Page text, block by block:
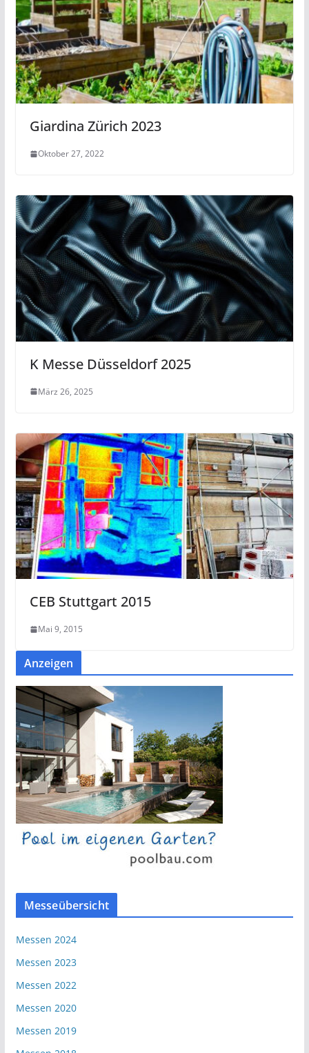
Giardina Zürich 2023
Oktober 27, 2022
K Messe Düsseldorf 2025
März 26, 2025
CEB Stuttgart 2015
Mai 9, 2015
Anzeigen
Messeübersicht
Messen 2024
Messen 2023
Messen 2022
Messen 2020
Messen 2019